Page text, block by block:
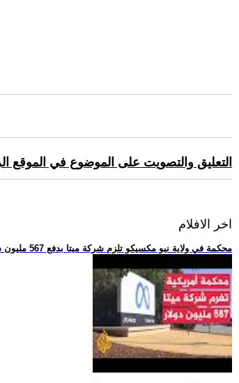
التعليق والتصويت على الموضوع في الموقع
اخر الافلام
.. محكمة في ولاية نيو مكسيكو تلزم شركة ميتا بدفع 567 مليون دولا